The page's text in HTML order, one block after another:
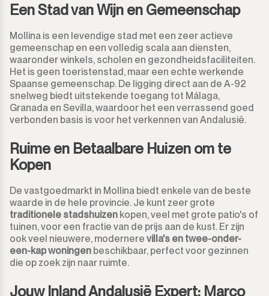
Een Stad van Wijn en Gemeenschap
Mollina is een levendige stad met een zeer actieve
gemeenschap en een volledig scala aan diensten,
waaronder winkels, scholen en gezondheidsfaciliteiten.
Het is geen toeristenstad, maar een echte werkende
Spaanse gemeenschap. De ligging direct aan de A-92
snelweg biedt uitstekende toegang tot Málaga,
Granada en Sevilla, waardoor het een verrassend goed
verbonden basis is voor het verkennen van Andalusië.
Ruime en Betaalbare Huizen om te
Kopen
De vastgoedmarkt in Mollina biedt enkele van de beste
waarde in de hele provincie. Je kunt zeer grote
traditionele stadshuizen kopen, veel met grote patio's of
tuinen, voor een fractie van de prijs aan de kust. Er zijn
ook veel nieuwere, modernere villa's en twee-onder-
een-kap woningen beschikbaar, perfect voor gezinnen
die op zoek zijn naar ruimte.
Jouw Inland Andalusië Expert: Marco